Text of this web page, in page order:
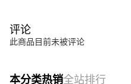
评论
此商品目前未被评论
本分类热销全站排行